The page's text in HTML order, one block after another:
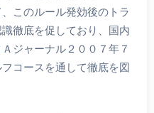
このルール発効後のトラ
徹底を促しており、国内
ジャーナル２００７年７
コースを通して徹底を図